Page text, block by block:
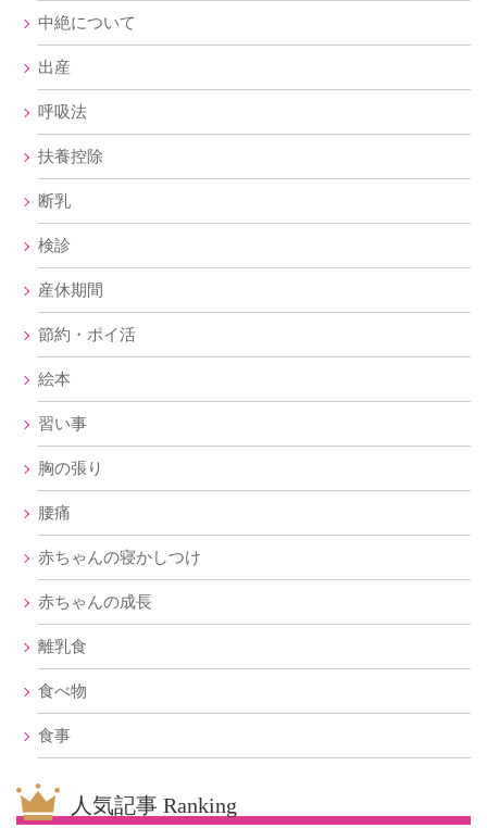
中絶について
出産
呼吸法
扶養控除
断乳
検診
産休期間
節約・ポイ活
絵本
習い事
胸の張り
腰痛
赤ちゃんの寝かしつけ
赤ちゃんの成長
離乳食
食べ物
食事
人気記事 Ranking